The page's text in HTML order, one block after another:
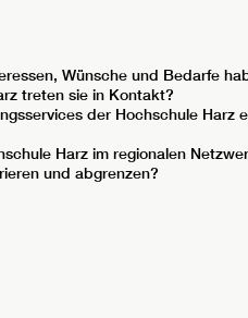
Wünsche und Bedarfe
treten sie in Kontakt?
der Hochschule Harz
Harz im regionalen
und abgrenzen?